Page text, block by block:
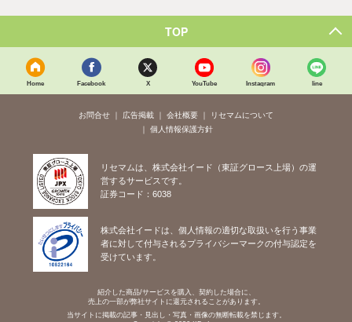
TOP
Home Facebook X YouTube Instagram line
お問合せ 広告掲載 会社概要
リセマムについて
個人情報保護方針
リセマムは、株式会社イード（東証グロース上場）の運
営するサービスです。
証券コード：6038
株式会社イードは、個人情報の適切な取扱いを行う事業
者に対して付与されるプライバシーマークの付与認定を
受けています。
紹介した商品/サービスを購入、契約した場合に、
売上の一部が弊社サイトに還元されることがあります。
当サイトに掲載の記事・見出し・写真・画像の無断転載を禁じます。